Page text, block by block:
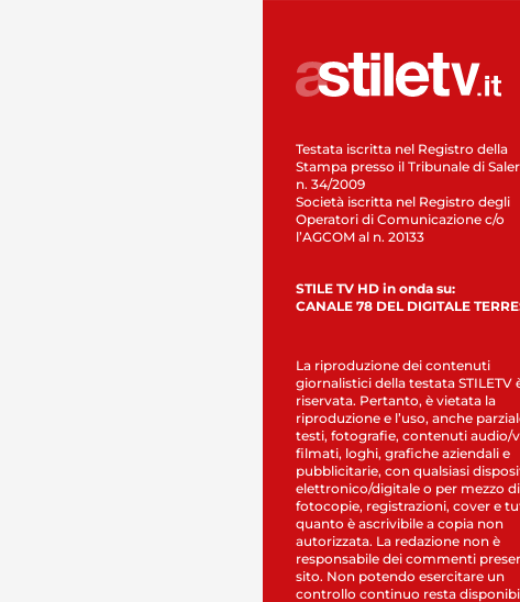
Testata iscritta nel Registro della
Stampa presso il Tribunale di
n. 34/2009
Società iscritta nel Registro degli
Operatori di Comunicazione c/o
l’AGCOM al n. 20133
STILE TV HD in onda su:
CANALE 78 DEL DIGITALE
La riproduzione dei contenuti
giornalistici della testata STILETV
riservata. Pertanto, è vietata la
riproduzione e l’uso, anche
testi, fotografie, contenuti audio/
filmati, loghi, grafiche aziendali e
pubblicitarie, con qualsiasi
elettronico/digitale o per mezzo di
fotocopie, registrazioni, cover e
quanto è ascrivibile a copia non
autorizzata. La redazione non è
responsabile dei commenti
sito. Non potendo esercitare un
controllo continuo resta